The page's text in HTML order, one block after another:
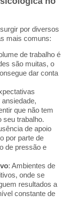
por diversos
mais comuns:
de trabalho é
são muitas, o
dar conta
que não tem
seu trabalho.
de apoio
por parte de
de pressão e
: Ambientes de
onde se
resultados a
constante de